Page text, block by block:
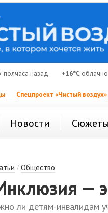
полчаса назад +16°C
Спецпроект «Чистый воздух»
Новости Сюжеты
/Общество
—
ли детям-инвалидам